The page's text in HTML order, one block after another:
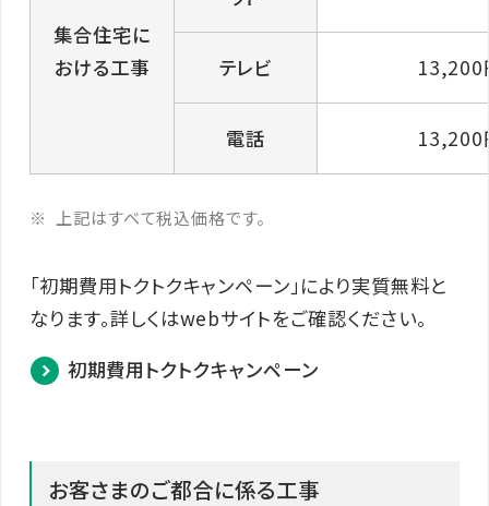
集合住宅に
おける工事
テレビ 13,200
電話 13,200
上記はすべて税込価格です。
「初期費用トクトクキャンペーン」により実質無料と
なります。詳しくはwebサイトをご確認ください。
初期費用トクトクキャンペーン
お客さまのご都合に係る工事